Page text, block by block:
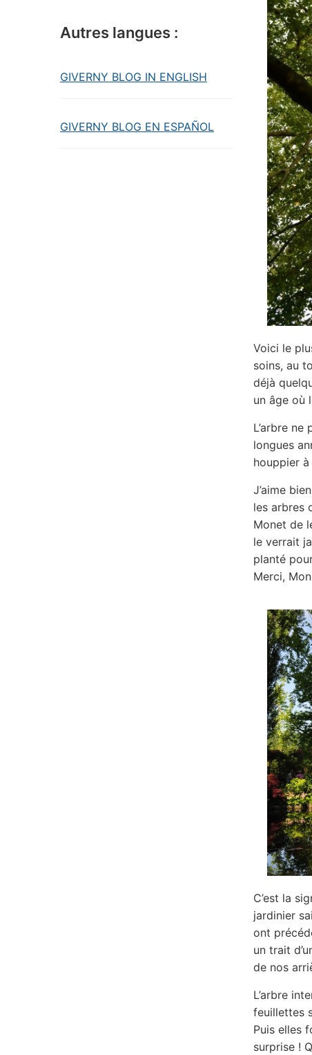
Autres langues :
GIVERNY BLOG IN ENGLISH
GIVERNY BLOG EN ESPAÑOL
Voici le
soins, au
déjà
un âge où
L’arbre
longues
houppier
J’aime
les arbres
Monet de
le verrait
planté
Merci,
C’est la
jardinier
ont
un trait
de nos
L’arbre
feuillettes
Puis elles
surprise !